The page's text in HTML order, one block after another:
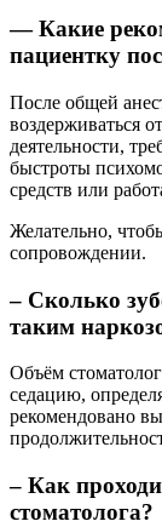
— Какие
пациентку
После общей
воздерживаться
деятельности,
быстроты
средств или
Желательно,
сопровождении.
– Сколько
таким
Объём
седацию,
рекомендовано
– Как
стоматолога?